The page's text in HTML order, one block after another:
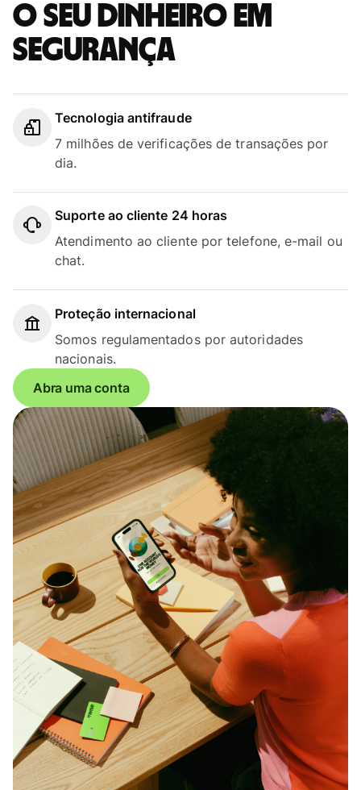
O seu dinheiro em
segurança
Tecnologia antifraude
7 milhões de verificações de transações por
dia.
Suporte ao cliente 24 horas
Atendimento ao cliente por telefone, e-mail ou
chat.
Proteção internacional
Somos regulamentados por autoridades
nacionais.
Abra uma conta